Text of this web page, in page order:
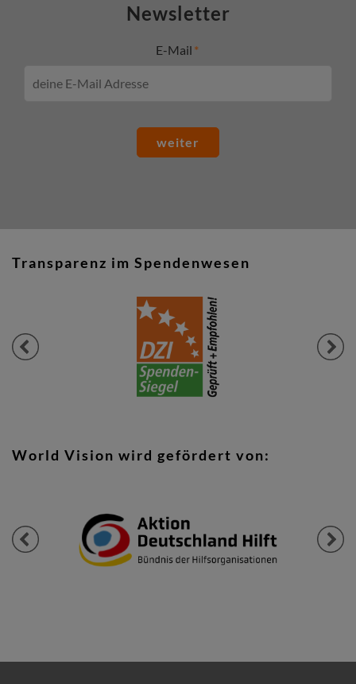
Newsletter
E-Mail
weiter
Transparenz im Spendenwesen
Previous Next
World Vision wird gefördert von:
Previous Next